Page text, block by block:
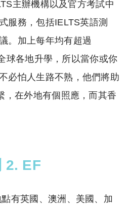
主辦機構以及官方考試中
服務，包括IELTS英語測
。加上每年均有超過
球各地升學，所以當你或你
必怕人生路不熟，他們將助
，在外地有個照應，而其香
2. EF
有英國、澳洲、美國、加